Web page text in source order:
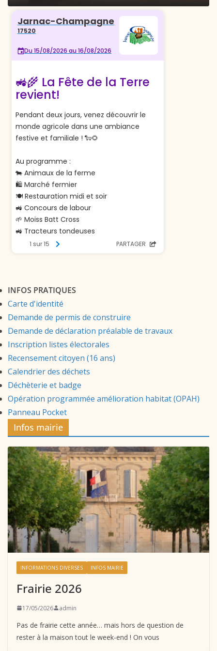
INFOS PRATIQUES
Carte d'identité
Demande de permis de construire
Demande de déclaration préalable de travaux
Inscription listes électorales
Recensement citoyen (16 ans)
Calendrier des déchets
Déchèterie et badge
Opération programmée amélioration habitat (OPAH)
Panneau Pocket
Infos mairie
INFORMATIONS DIVERSES INFOS MAIRIE
Frairie 2026
17/05/2026 admin
Pas de frairie cette année… mais hors de question de
rester à la maison tout le week-end ! On vous